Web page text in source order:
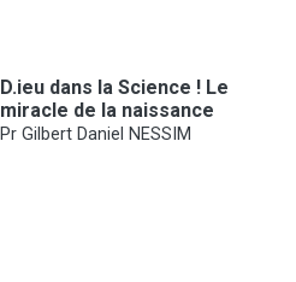
D.ieu dans la Science ! Le
miracle de la naissance
Pr Gilbert Daniel NESSIM